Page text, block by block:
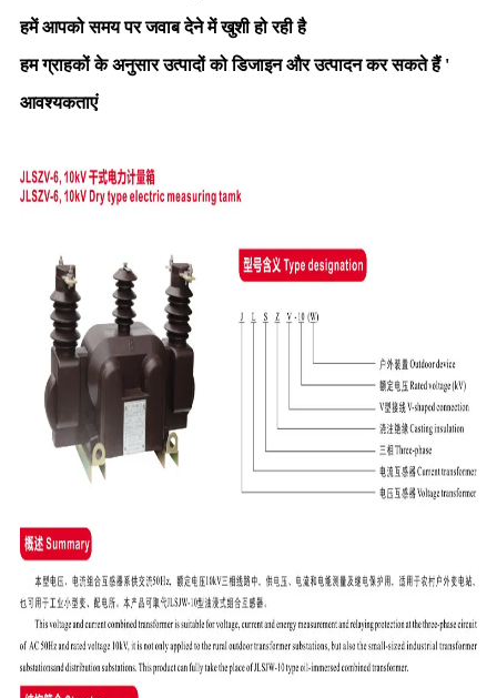
हमें आपको समय पर जवाब देने में खुशी हो रही है
हम ग्राहकों के अनुसार उत्पादों को डिजाइन और उत्पादन कर सकते हैं '
आवश्यकताएं